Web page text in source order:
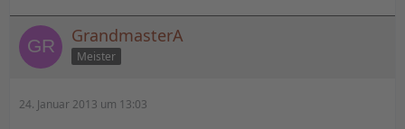
GrandmasterA
Meister
24. Januar 2013 um 13:03